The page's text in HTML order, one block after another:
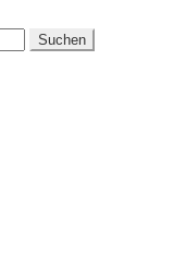
Suchen